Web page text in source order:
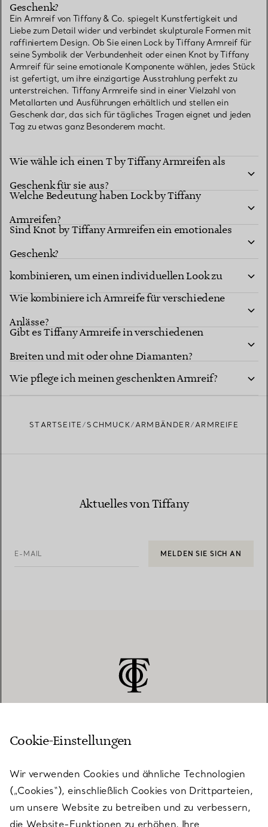
Geschenk?
Ein Armreif von Tiffany & Co. spiegelt Kunstfertigkeit und
Liebe zum Detail wider und verbindet skulpturale Formen mit
raffiniertem Design. Ob Sie einen Lock by Tiffany Armreif für
seine Symbolik der Verbundenheit oder einen Knot by Tiffany
Armreif für seine emotionale Komponente wählen, jedes Stück
ist gefertigt, um ihre einzigartige Ausstrahlung perfekt zu
unterstreichen. Tiffany Armreife sind in einer Vielzahl von
Metallarten und Ausführungen erhältlich und stellen ein
Geschenk dar, das sich für tägliches Tragen eignet und jeden
Tag zu etwas ganz Besonderem macht.
Wie wähle ich einen T by Tiffany Armreifen als
Geschenk für sie aus?
Welche Bedeutung haben Lock by Tiffany
Armreifen?
Sind Knot by Tiffany Armreifen ein emotionales
Geschenk?
Kann man Armreifen übereinander tragen oder
kombinieren, um einen individuellen Look zu
erzielen?
Wie kombiniere ich Armreife für verschiedene
Anlässe?
Gibt es Tiffany Armreife in verschiedenen
Breiten und mit oder ohne Diamanten?
Wie pflege ich meinen geschenkten Armreif?
STARTSEITE SCHMUCK ARMBÄNDER ARMREIFE
Aktuelles von Tiffany
E-MAIL MELDEN SIE SICH AN
KUNDENSERVICE
SERVICES
Cookie-Einstellungen
Wir verwenden Cookies und ähnliche Technologien
(„Cookies“), einschließlich Cookies von Drittparteien,
um unsere Website zu betreiben und zu verbessern,
die Website-Funktionen zu erhöhen, Ihre